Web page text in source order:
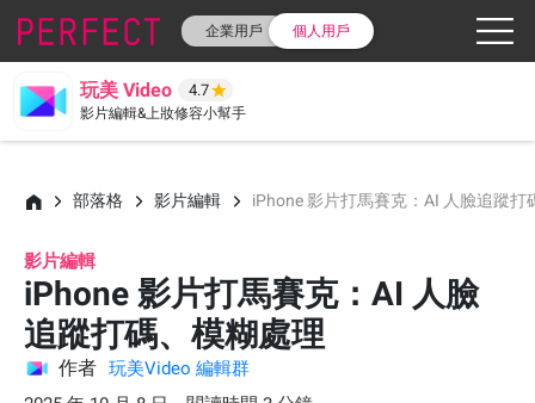
企業用戶 個人用戶
玩美 Video 4.7
影片編輯&上妝修容小幫手
部落格 影片編輯 iPhone 影片打馬賽克：AI 人臉追蹤打
影片編輯
iPhone 影片打馬賽克：AI 人臉
追蹤打碼、模糊處理
作者 玩美Video 編輯群